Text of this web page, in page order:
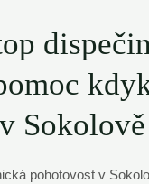
pohotovost v